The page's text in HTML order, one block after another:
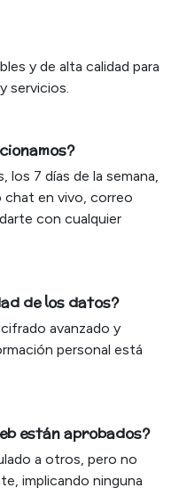
y de alta calidad para
servicios.
7 días de la semana,
chat en vivo, correo
con cualquier
de los datos?
avanzado y
personal está
están aprobados?
a otros, pero no
implicando ninguna